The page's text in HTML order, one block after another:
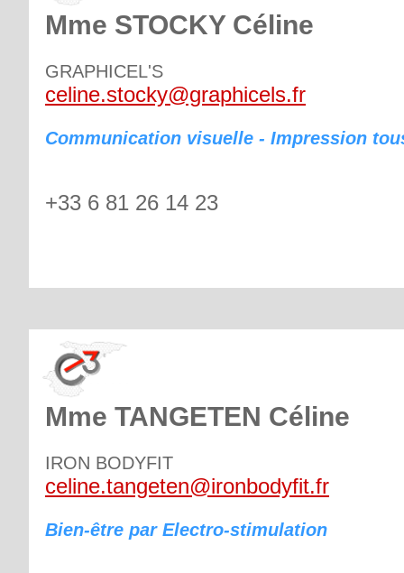
Mme STOCKY Céline
GRAPHICEL'S
celine.stocky@graphicels.fr
Communication visuelle - Impression
+33 6 81 26 14 23
Mme TANGETEN Céline
IRON BODYFIT
celine.tangeten@ironbodyfit.fr
Bien-être par Electro-stimulation